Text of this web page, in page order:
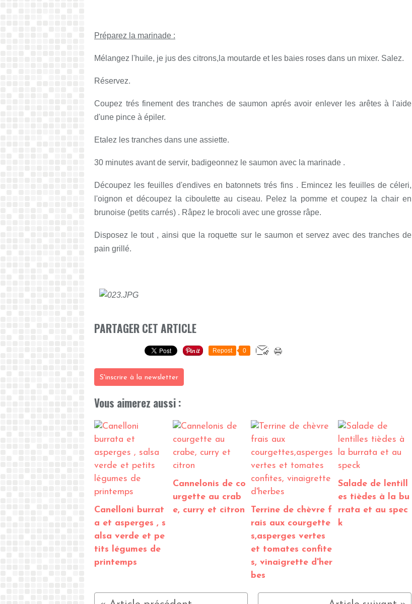
Préparez la marinade :
Mélangez l'huile, je jus des citrons,la moutarde et les baies roses dans un mixer. Salez.
Réservez.
Coupez trés finement des tranches de saumon aprés avoir enlever les arêtes à l'aide
d'une pince à épiler.
Etalez les tranches dans une assiette.
30 minutes avant de servir, badigeonnez le saumon avec la marinade .
Découpez les feuilles d'endives en batonnets trés fins . Emincez les feuilles de céleri,
l'oignon et découpez la ciboulette au ciseau. Pelez la pomme et coupez la chair en
brunoise (petits carrés) . Râpez le brocoli avec une grosse râpe.
Disposez le tout , ainsi que la roquette sur le saumon et servez avec des tranches de
pain grillé.
PARTAGER CET ARTICLE
Repost 0
S'inscrire à la newsletter
Vous aimerez aussi :
Canelloni burrat
a et asperges , s
alsa verde et pe
tits légumes de
printemps
Cannelonis de co
urgette au crab
e, curry et citron
Terrine de chèvre f
rais aux courgette
s,asperges vertes
et tomates confite
s, vinaigrette d'her
bes
Salade de lentill
es tièdes à la bu
rrata et au spec
k